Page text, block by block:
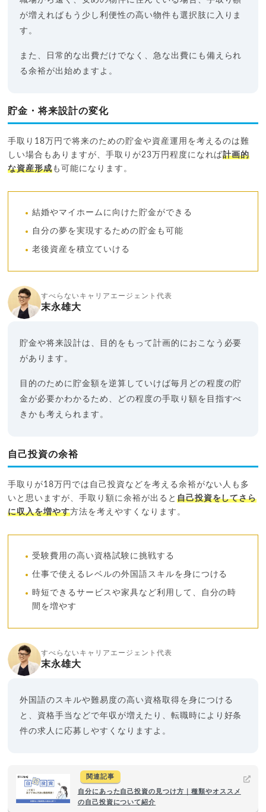
が増えればもう少し利便性の高い物件も選択肢に入りま
す。
また、日常的な出費だけでなく、急な出費にも備えられ
る余裕が出始めますよ。
貯金・将来設計の変化
手取り18万円で将来のための貯金や資産運用を考えるのは難
しい場合もありますが、手取りが23万円程度になれば計画的
な資産形成も可能になります。
結婚やマイホームに向けた貯金ができる
自分の夢を実現するための貯金も可能
老後資産を積立ていける
すべらないキャリアエージェント代表
末永雄大
貯金や将来設計は、目的をもって計画的におこなう必要
があります。
目的のために貯金額を逆算していけば毎月どの程度の貯
金が必要かわかるため、どの程度の手取り額を目指すべ
きかも考えられます。
自己投資の余裕
手取りが18万円では自己投資などを考える余裕がない人も多
いと思いますが、手取り額に余裕が出ると 自己投資をしてさら
に収入を増やす方法を考えやすくなります。
受験費用の高い資格試験に挑戦する
仕事で使えるレベルの外国語スキルを身につける
時短できるサービスや家具など利用して、自分の時
間を増やす
すべらないキャリアエージェント代表
末永雄大
外国語のスキルや難易度の高い資格取得を身につける
と、資格手当などで年収が増えたり、転職時により好条
件の求人に応募しやすくなりますよ。
関連記事
自分にあった自己投資の見つけ方｜種類やオススメ
の自己投資について紹介